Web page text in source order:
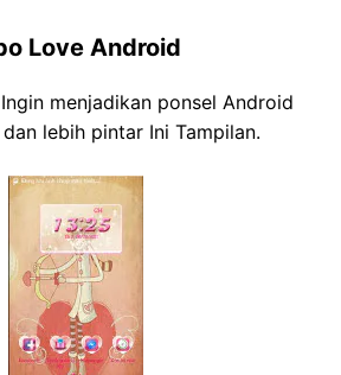
Love Android
menjadikan ponsel Android
lebih pintar Ini Tampilan.